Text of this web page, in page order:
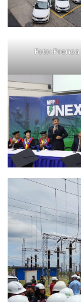
Foto: Prensa